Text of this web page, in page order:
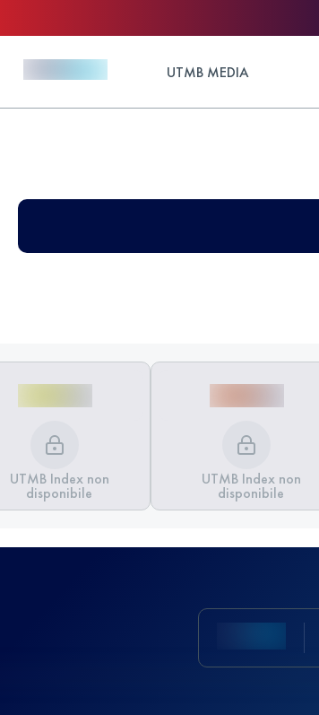
UTMB MEDIA
UTMB Index non
disponibile
UTMB Index non
disponibile